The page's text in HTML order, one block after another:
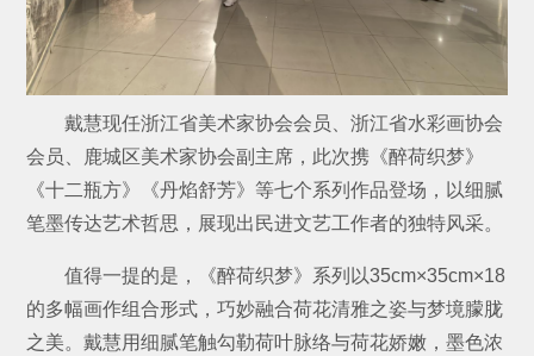
戴慧现任浙江省美术家协会会员、浙江省水彩画协会
会员、鹿城区美术家协会副主席，此次携《醉荷织梦》
《十二瓶方》《丹焰舒芳》等七个系列作品登场，以细腻
笔墨传达艺术哲思，展现出民进文艺工作者的独特风采。
值得一提的是，《醉荷织梦》系列以35cm×35cm×18
的多幅画作组合形式，巧妙融合荷花清雅之姿与梦境朦胧
之美。戴慧用细腻笔触勾勒荷叶脉络与荷花娇嫩，墨色浓